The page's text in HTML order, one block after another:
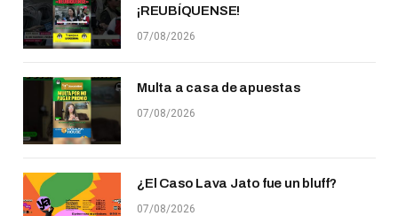
¡REUBÍQUENSE!
07/08/2026
Multa a casa de apuestas
07/08/2026
¿El Caso Lava Jato fue un bluff?
07/08/2026